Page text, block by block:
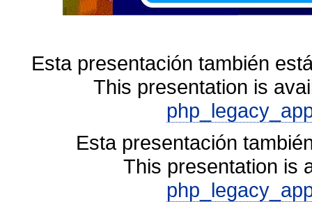
Esta presentación también
This presentation is
Esta presentación
This presentation is